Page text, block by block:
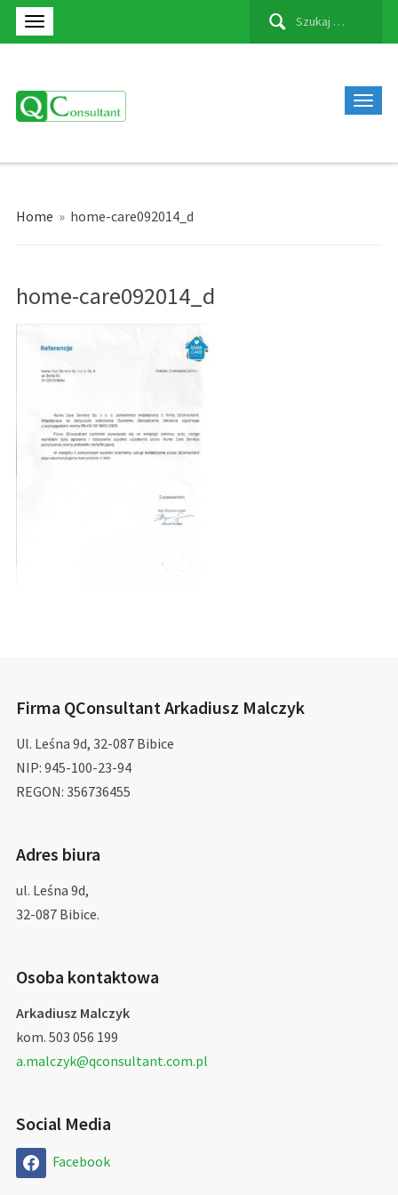
Szukaj:
Home » home-care092014_d
home-care092014_d
Firma QConsultant Arkadiusz Malczyk
Ul. Leśna 9d, 32-087 Bibice
NIP: 945-100-23-94
REGON: 356736455
Adres biura
ul. Leśna 9d,
32-087 Bibice.
Osoba kontaktowa
Arkadiusz Malczyk
kom. 503 056 199
a.malczyk@qconsultant.com.pl
Social Media
Facebook